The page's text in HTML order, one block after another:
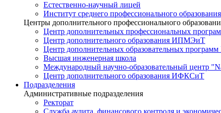
Естественно-научный лицей
Институт среднего профессионального образования
Центры дополнительного профессионального
Центр дополнительных профессиональных
Центр дополнительного образования ИПМЭиТ
Центр дополнительных образовательных
Высшая инженерная школа
Международный научно-образовательный центр
Центр дополнительного образования ИФКСиТ
Подразделения
Административные подразделения
Ректорат
Служба аудита, финансового контроля и